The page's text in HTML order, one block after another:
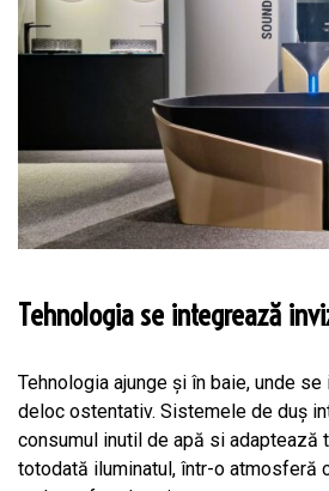
Tehnologia se integrează
Tehnologia ajunge și în baie, unde
deloc ostentativ. Sistemele de duș
consumul inutil de apă si adaptează
totodată iluminatul, într-o atmosferă